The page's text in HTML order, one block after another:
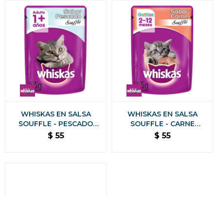
WHISKAS EN SALSA
SOUFFLE - PESCADO
ALIMENTO HUMEDO 85
$ 55
WHISKAS EN SALSA
SOUFFLE - CARNE
GATITOS ALIMENTO
$ 55